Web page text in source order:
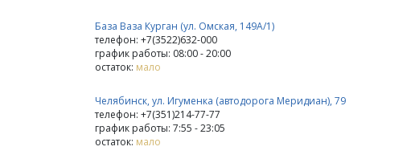
База Ваза Курган (ул. Омская, 149А/1)
телефон: +7(3522)632-000
график работы: 08:00 - 20:00
остаток: мало
Челябинск, ул. Игуменка (автодорога Меридиан), 79
телефон: +7(351)214-77-77
график работы: 7:55 - 23:05
остаток: мало